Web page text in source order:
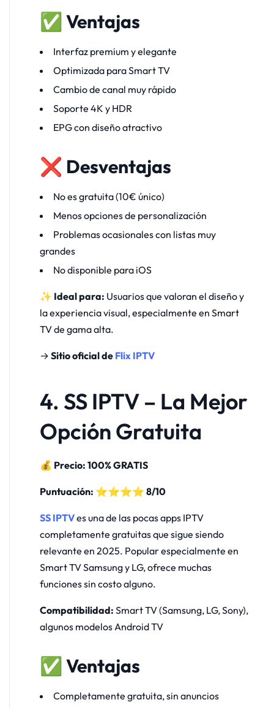
✅ Ventajas
Interfaz premium y elegante
Optimizada para Smart TV
Cambio de canal muy rápido
Soporte 4K y HDR
EPG con diseño atractivo
❌ Desventajas
No es gratuita (10€ único)
Menos opciones de personalización
Problemas ocasionales con listas muy
grandes
No disponible para iOS
✨ Ideal para: Usuarios que valoran el diseño y
la experiencia visual, especialmente en Smart
TV de gama alta.
→Sitio oficial de Flix IPTV
4. SS IPTV – La Mejor
Opción Gratuita
💰 Precio: 100% GRATIS
Puntuación: ⭐⭐⭐⭐ 8/10
SS IPTVes una de las pocas apps IPTV
completamente gratuitas que sigue siendo
relevante en 2025. Popular especialmente en
Smart TV Samsung y LG, ofrece muchas
funciones sin costo alguno.
Compatibilidad: Smart TV (Samsung, LG, Sony),
algunos modelos Android TV
✅ Ventajas
Completamente gratuita, sin anuncios